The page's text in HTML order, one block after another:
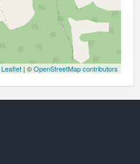
Leaflet | ©OpenStreetMap contributors